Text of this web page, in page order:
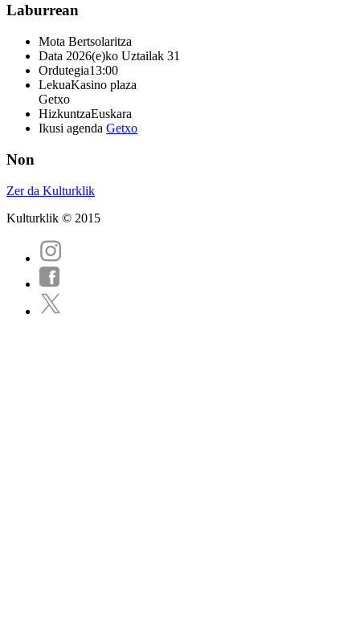
Laburrean
Mota Bertsolaritza
Data 2026(e)ko Uztailak 31
Ordutegia13:00
LekuaKasino plaza
Getxo
HizkuntzaEuskara
Ikusi agenda Getxo
Non
Zer da Kulturklik
Kulturklik © 2015